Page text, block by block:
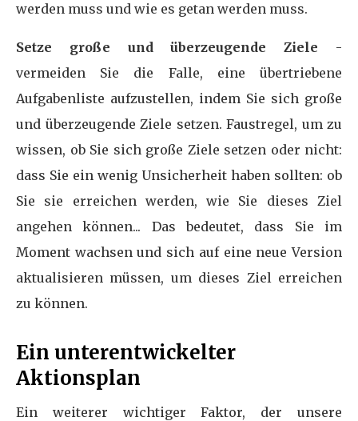
werden muss und wie es getan werden muss.
Setze große und überzeugende Ziele -
vermeiden Sie die Falle, eine übertriebene
Aufgabenliste aufzustellen, indem Sie sich große
und überzeugende Ziele setzen. Faustregel, um zu
wissen, ob Sie sich große Ziele setzen oder nicht:
dass Sie ein wenig Unsicherheit haben sollten: ob
Sie sie erreichen werden, wie Sie dieses Ziel
angehen können... Das bedeutet, dass Sie im
Moment wachsen und sich auf eine neue Version
aktualisieren müssen, um dieses Ziel erreichen
zu können.
Ein unterentwickelter
Aktionsplan
Ein weiterer wichtiger Faktor, der unsere